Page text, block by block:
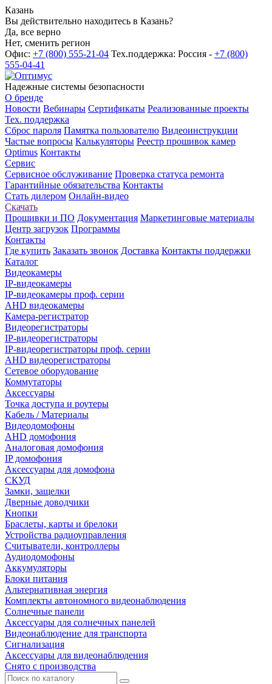
Казань
Вы действительно находитесь в Казань?
Да, все верно
Нет, сменить регион
Офис: +7 (800) 555-21-04 Тех.поддержка: Россия - +7 (800)
555-04-41
Надежные системы безопасности
О бренде
Новости Вебинары Сертификаты Реализованные проекты
Тех. поддержка
Сброс пароля Памятка пользователю Видеоинструкции
Частые вопросы Калькуляторы Реестр прошивок камер
Optimus Контакты
Сервис
Сервисное обслуживание Проверка статуса ремонта
Гарантийные обязательства Контакты
Стать дилером Онлайн-видео
Скачать
Прошивки и ПО Документация Маркетинговые материалы
Центр загрузок Программы
Контакты
Где купить Заказать звонок Доставка Контакты поддержки
Каталог
Видеокамеры
IP-видеокамеры
IP-видеокамеры проф. серии
AHD видеокамеры
Камера-регистратор
Видеорегистраторы
IP-видеорегистраторы
IP-видеорегистраторы проф. серии
AHD видеорегистраторы
Сетевое оборудование
Коммутаторы
Аксессуары
Точка доступа и роутеры
Кабель / Материалы
Видеодомофоны
AHD домофония
Аналоговая домофония
IP домофония
Аксессуары для домофона
СКУД
Замки, защелки
Дверные доводчики
Кнопки
Браслеты, карты и брелоки
Устройства радиоуправления
Считыватели, контроллеры
Аудиодомофоны
Аккумуляторы
Блоки питания
Альтернативная энергия
Комплекты автономного видеонаблюдения
Солнечные панели
Аксессуары для солнечных панелей
Видеонаблюдение для транспорта
Сигнализация
Аксессуары для видеонаблюдения
Снято с производства